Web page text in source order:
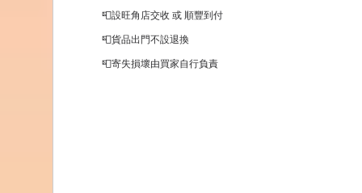
📮設旺角店交收 或 順豐到付
📮貨品出門不設退換
📮寄失損壞由買家自行負責